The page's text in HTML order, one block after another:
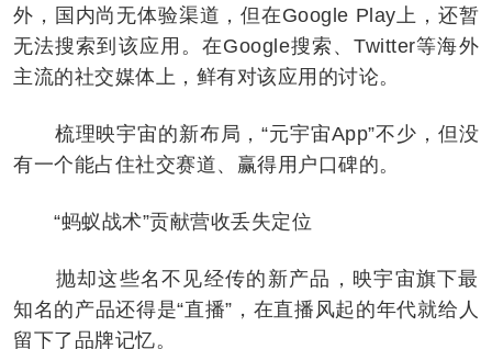
外，国内尚无体验渠道，但在Google Play上，还暂
无法搜索到该应用。在Google搜索、Twitter等海外
主流的社交媒体上，鲜有对该应用的讨论。
梳理映宇宙的新布局，“元宇宙App”不少，但没
有一个能占住社交赛道、赢得用户口碑的。
“蚂蚁战术”贡献营收丢失定位
抛却这些名不见经传的新产品，映宇宙旗下最
知名的产品还得是“直播”，在直播风起的年代就给人
留下了品牌记忆。